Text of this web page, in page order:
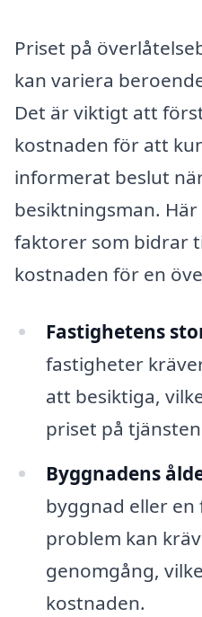
Priset på
kan variera
Det är viktigt att
kostnaden för att
informerat beslut
besiktningsman.
faktorer som bidrar
kostnaden för en
Fastighetens
fastigheter
att besiktiga,
priset på
Byggnadens
byggnad eller
problem kan
genomgång,
kostnaden.